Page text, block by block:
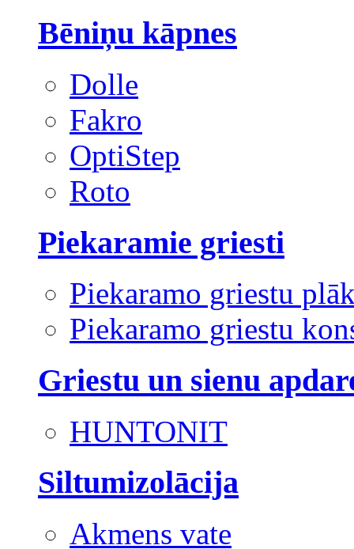
Bēniņu kāpnes
Dolle
Fakro
OptiStep
Roto
Piekaramie griesti
Piekaramo griestu
Piekaramo griestu
Griestu un sienu
HUNTONIT
Siltumizolācija
Akmens vate